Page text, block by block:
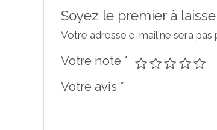
Soyez le premier à
Votre adresse e-mail ne sera pas
Votre note *
Votre avis *